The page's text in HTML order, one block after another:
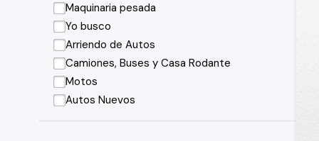
Maquinaria pesada
Yo busco
Arriendo de Autos
Camiones, Buses y Casa Rodante
Motos
Autos Nuevos